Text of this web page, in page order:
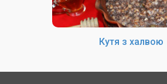
Кутя з халвою